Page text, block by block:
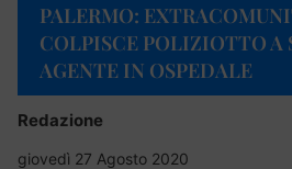
PALERMO:
COLPISCE POLIZIOTTO A
AGENTE IN OSPEDALE
Redazione
giovedì 27 Agosto 2020